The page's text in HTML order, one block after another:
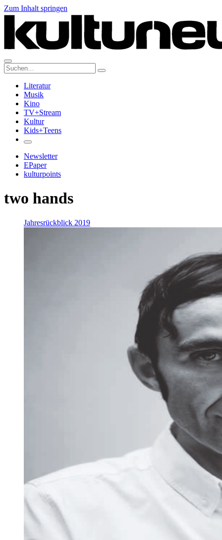
Zum Inhalt springen
Suche:
Literatur
Musik
Kino
TV+Stream
Kultur
Kids+Teens
Newsletter
EPaper
kulturpoints
two hands
Jahresrückblick 2019